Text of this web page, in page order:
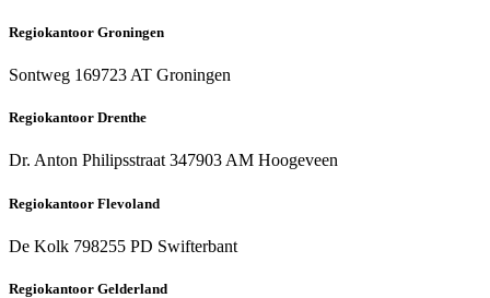
Regiokantoor Groningen
Sontweg 169723 AT Groningen
Regiokantoor Drenthe
Dr. Anton Philipsstraat 347903 AM Hoogeveen
Regiokantoor Flevoland
De Kolk 798255 PD Swifterbant
Regiokantoor Gelderland